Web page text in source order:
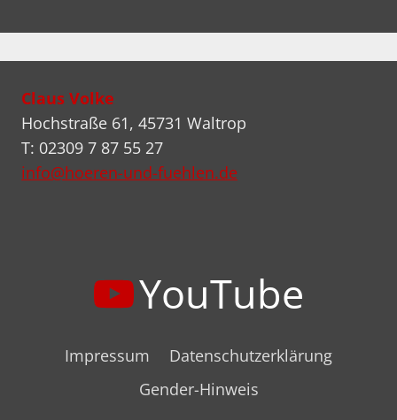
Claus Volke
Hochstraße 61, 45731 Waltrop
T: 02309 7 87 55 27
info@hoeren-und-fuehlen.de
YouTube
Impressum
Datenschutzerklärung
Gender-Hinweis